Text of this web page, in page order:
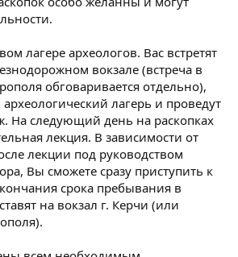
лагере археологов. Вас встретят
вокзале (встреча в
обговаривается отдельно),
лагерь и проведут
На следующий день на раскопках
лекция. В зависимости от
лекции под руководством
Вы сможете сразу приступить к
срока пребывания в
на вокзал г. Керчи (или